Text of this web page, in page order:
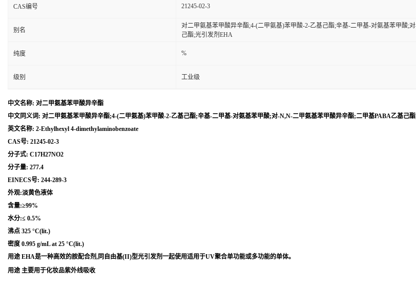
CAS编号 21245-02-3
别名
对二甲氨基苯甲酸异辛酯;4-(二甲氨基)苯甲酸-2-乙基己酯;辛基-二甲基-对氨基苯甲酸;
己酯;光引发剂EHA
纯度 %
级别 工业级
中文名称: 对二甲氨基苯甲酸异辛酯
中文同义词: 对二甲氨基苯甲酸异辛酯;4-(二甲氨基)苯甲酸-2-乙基己酯;辛基-二甲基-对氨基苯甲酸;对-N,N-二甲氨基苯甲酸异辛酯;二甲基PABA乙基
英文名称: 2-Ethylhexyl 4-dimethylaminobenzoate
CAS号: 21245-02-3
分子式: C17H27NO2
分子量: 277.4
EINECS号: 244-289-3
外观:淡黄色液体
含量:≥99%
水分:≤ 0.5%
沸点 325 °C(lit.)
密度 0.995 g/mL at 25 °C(lit.)
用途 EHA是一种高效的胺配合剂,同自由基(II)型光引发剂一起使用适用于UV聚合单功能或多功能的单体。
用途 主要用于化妆品紫外线吸收